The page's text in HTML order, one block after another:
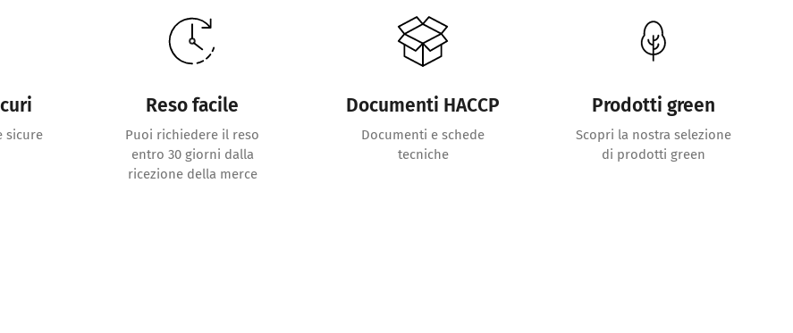
sicure
Reso facile
Puoi richiedere il reso
entro 30 giorni dalla
ricezione della merce
Documenti HACCP
Documenti e schede
tecniche
Prodotti green
Scopri la nostra selezione
di prodotti green